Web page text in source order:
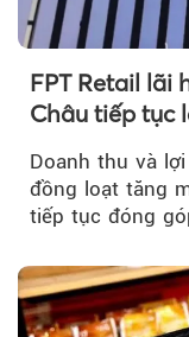
FPT Retail lãi
Châu tiếp tục
Doanh thu và
đồng loạt tăng
tiếp tục đóng